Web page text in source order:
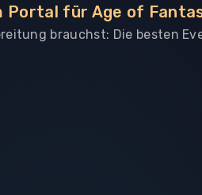
Portal für Age of
brauchst: Die besten